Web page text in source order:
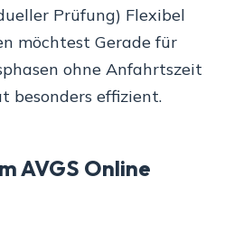
Prüfung) Flexibel
möchtest Gerade für
ohne Anfahrtszeit
besonders effizient.
AVGS Online